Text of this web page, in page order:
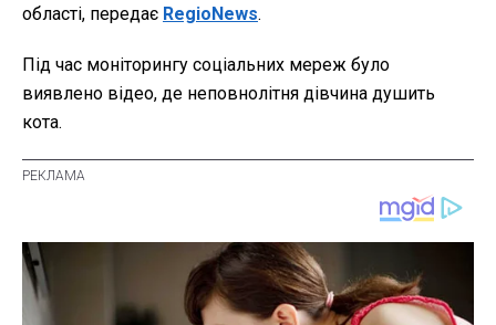
області, передає RegioNews.
Під час моніторингу соціальних мереж було
виявлено відео, де неповнолітня дівчина душить
кота.